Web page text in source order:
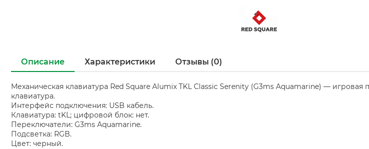
Описание Характеристики Отзывы (0)
Механическая клавиатура Red Square Alumix TKL Classic Serenity (G3ms Aquamarine) — игровая
клавиатура.
Интерфейс подключения: USB кабель.
Клавиатура: tKL; цифровой блок: нет.
Переключатели: G3ms Aquamarine.
Подсветка: RGB.
Цвет: черный.